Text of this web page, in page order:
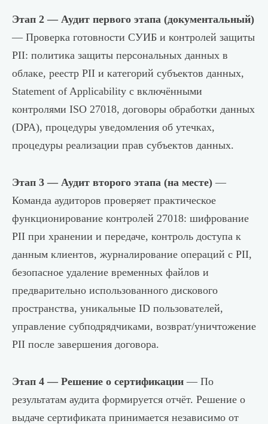
Этап 2 — Аудит первого этапа (документальный)
— Проверка готовности СУИБ и контролей защиты
PII: политика защиты персональных данных в
облаке, реестр PII и категорий субъектов данных,
Statement of Applicability с включёнными
контролями ISO 27018, договоры обработки данных
(DPA), процедуры уведомления об утечках,
процедуры реализации прав субъектов данных.
Этап 3 — Аудит второго этапа (на месте) —
Команда аудиторов проверяет практическое
функционирование контролей 27018: шифрование
PII при хранении и передаче, контроль доступа к
данным клиентов, журналирование операций с PII,
безопасное удаление временных файлов и
предварительно использованного дискового
пространства, уникальные ID пользователей,
управление субподрядчиками, возврат/уничтожение
PII после завершения договора.
Этап 4 — Решение о сертификации — По
результатам аудита формируется отчёт. Решение о
выдаче сертификата принимается независимо от